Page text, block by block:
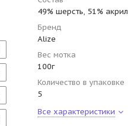
49% шерсть, 51% акрил
Бренд
Alize
Вес мотка
100г
Количество в упаковке
5
Все характеристики